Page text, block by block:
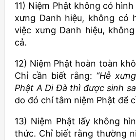
11) Niệm Phật không có
xưng Danh hiệu, không có
việc xưng Danh hiệu,
cả.
12) Niệm Phật hoàn toàn
Chỉ cần biết rằng: “Hễ
Phật A Di Đà thì được sinh
do đó chí tâm niệm Phật để
13) Niệm Phật lấy không
thức. Chỉ biết rằng thường